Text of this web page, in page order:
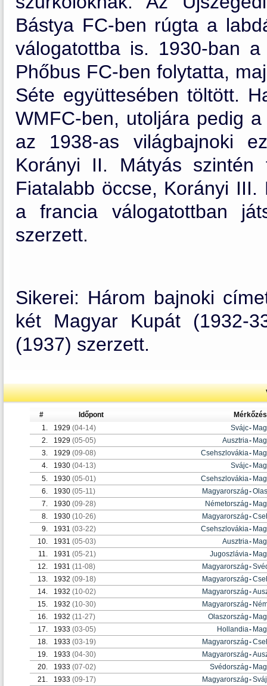
Bástya FC-ben rúgta a
válogatottba is. 1930-ban
Phőbus FC-ben folytatta,
Séte együttesében töltött.
WMFC-ben, utoljára pedig
az 1938-as világbajnoki
Korányi II. Mátyás
Fiatalabb öccse, Korányi
a francia válogatottban
szerzett.
Sikerei: Három bajnoki
két Magyar Kupát (1932-
(1937) szerzett.
# Időpont
Mérkőzés
1.
1929 (04-14) Svájc-
2.
1929 (05-05) Ausztria-
3.
1929 (09-08) Csehszlovákia-
4.
1930 (04-13) Svájc-
5.
1930 (05-01) Csehszlovákia-
6.
1930 (05-11) Magyarország-
7.
1930 (09-28) Németország-
8.
1930 (10-26) Magyarország-
9.
1931 (03-22) Csehszlovákia-
10.
1931 (05-03) Ausztria-
11.
1931 (05-21) Jugoszlávia-
12.
1931 (11-08) Magyarország-
13.
1932 (09-18) Magyarország-
14.
1932 (10-02) Magyarország-
15.
1932 (10-30) Magyarország-
16.
1932 (11-27) Olaszország-
17.
1933 (03-05) Hollandia-
18.
1933 (03-19) Magyarország-
19.
1933 (04-30) Magyarország-
20.
1933 (07-02) Svédország-
21.
1933 (09-17) Magyarország-